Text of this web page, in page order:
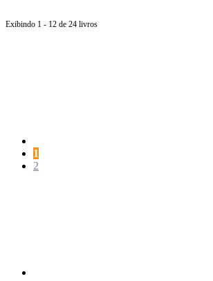
Exibindo 1 - 12 de 24 livros
Página
1
Página
2